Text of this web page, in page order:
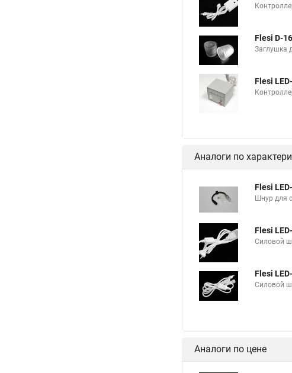
Flesi D-
Заглушка
Flesi
Аналоги по
Flesi
Шнур для
Flesi
Силовой
Flesi
Силовой
Аналоги по цене